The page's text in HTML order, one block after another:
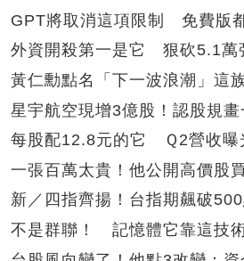
GPT將取消這項限制 免費版
外資開殺第一是它 狠砍5.1萬
黃仁勳點名「下一波浪潮」這
星宇航空現增3億股！認股規畫
每股配12.8元的它 Ｑ2營收曝
一張百萬太貴！他公開高價股
新／四指齊揚！台指期飆破
不是群聯！ 記憶體它靠這技